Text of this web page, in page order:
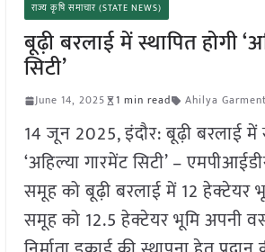
राज्य कृषि समाचार (STATE NEWS)
बूढ़ी बरलाई में स्थापित होगी
सिटी’
June 14, 2025 1 min read Ahilya
14 जून 2025, इंदौर: बूढ़ी बरलाई में
‘अहिल्या गारमेंट सिटी’ –
समूह को बूढ़ी बरलाई में 12 हेक्टेयर
समूह को 12.5 हेक्टेयर भूमि अपनी